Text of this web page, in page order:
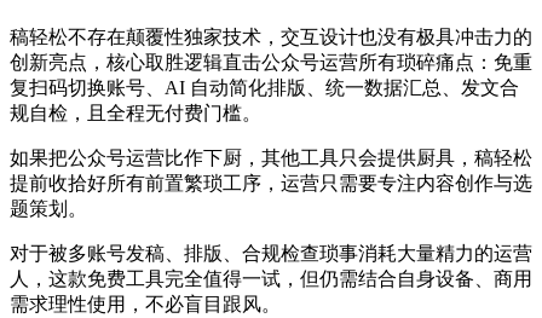
稿轻松不存在颠覆性独家技术，交互设计也没有极具冲击力的
创新亮点，核心取胜逻辑直击公众号运营所有琐碎痛点：免重
复扫码切换账号、AI 自动简化排版、统一数据汇总、发文合
规自检，且全程无付费门槛。
如果把公众号运营比作下厨，其他工具只会提供厨具，稿轻松
提前收拾好所有前置繁琐工序，运营只需要专注内容创作与选
题策划。
对于被多账号发稿、排版、合规检查琐事消耗大量精力的运营
人，这款免费工具完全值得一试，但仍需结合自身设备、商用
需求理性使用，不必盲目跟风。